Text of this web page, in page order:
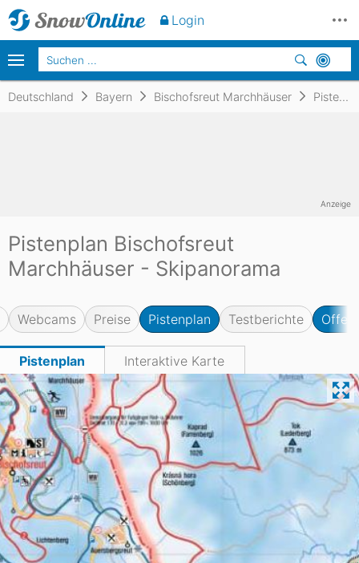
Deutschland Bayern Bischofsreut Marchhäuser Pistenplan
Pistenplan Bischofsreut
Marchhäuser - Skipanorama
Webcams Preise Pistenplan Testberichte
Pistenplan Interaktive Karte
Anzeige
Login